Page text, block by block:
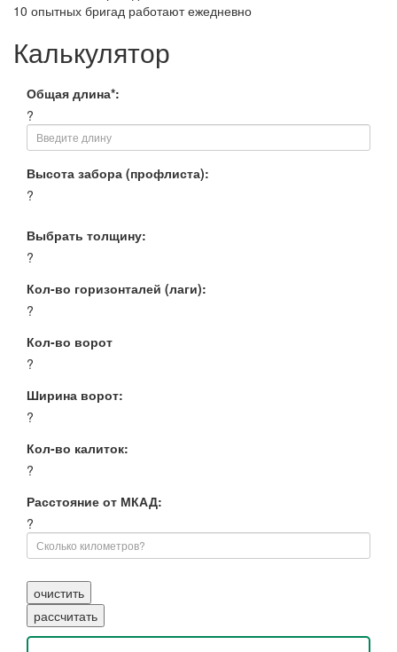
10 опытных бригад работают ежедневно
Калькулятор
Общая длина*:
?
Высота забора (профлиста):
?
Выбрать толщину:
?
Кол-во горизонталей (лаги):
?
Кол-во ворот
?
Ширина ворот:
?
Кол-во калиток:
?
Расстояние от МКАД:
?